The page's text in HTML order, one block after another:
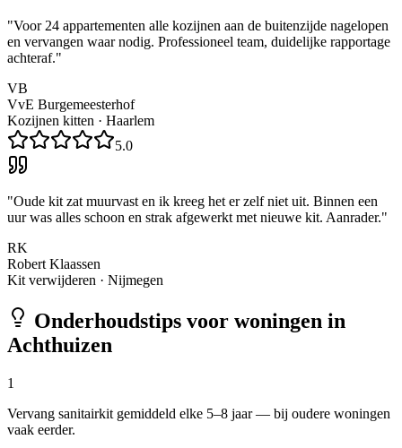
"Voor 24 appartementen alle kozijnen aan de buitenzijde nagelopen
en vervangen waar nodig. Professioneel team, duidelijke rapportage
achteraf."
VB
VvE Burgemeesterhof
Kozijnen kitten · Haarlem
5.0
"Oude kit zat muurvast en ik kreeg het er zelf niet uit. Binnen een
uur was alles schoon en strak afgewerkt met nieuwe kit. Aanrader."
RK
Robert Klaassen
Kit verwijderen · Nijmegen
Onderhoudstips voor woningen in
Achthuizen
1
Vervang sanitairkit gemiddeld elke 5–8 jaar — bij oudere woningen
vaak eerder.